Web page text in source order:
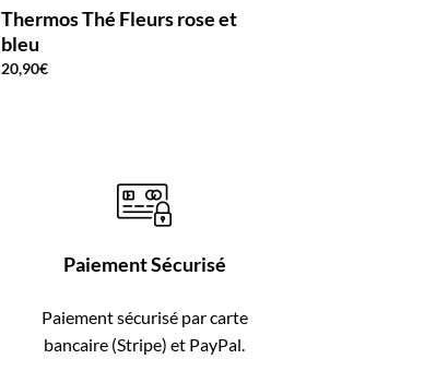
Thermos Thé Fleurs rose et
bleu
20,90€
Paiement Sécurisé
Paiement sécurisé par carte
bancaire (Stripe) et PayPal.